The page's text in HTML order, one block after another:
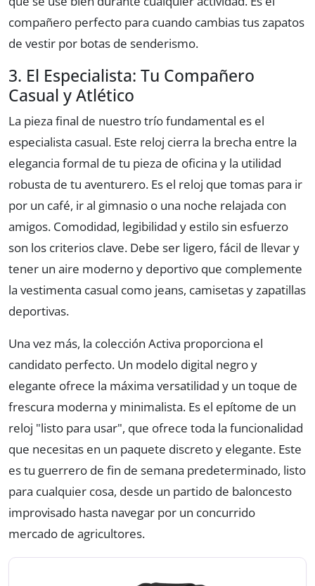
compañero perfecto para cuando cambias tus zapatos
de vestir por botas de senderismo.
3. El Especialista: Tu Compañero
Casual y Atlético
La pieza final de nuestro trío fundamental es el
especialista casual. Este reloj cierra la brecha entre la
elegancia formal de tu pieza de oficina y la utilidad
robusta de tu aventurero. Es el reloj que tomas para ir
por un café, ir al gimnasio o una noche relajada con
amigos. Comodidad, legibilidad y estilo sin esfuerzo
son los criterios clave. Debe ser ligero, fácil de llevar y
tener un aire moderno y deportivo que complemente
la vestimenta casual como jeans, camisetas y zapatillas
deportivas.
Una vez más, la colección Activa proporciona el
candidato perfecto. Un modelo digital negro y
elegante ofrece la máxima versatilidad y un toque de
frescura moderna y minimalista. Es el epítome de un
reloj "listo para usar", que ofrece toda la funcionalidad
que necesitas en un paquete discreto y elegante. Este
es tu guerrero de fin de semana predeterminado, listo
para cualquier cosa, desde un partido de baloncesto
improvisado hasta navegar por un concurrido
mercado de agricultores.